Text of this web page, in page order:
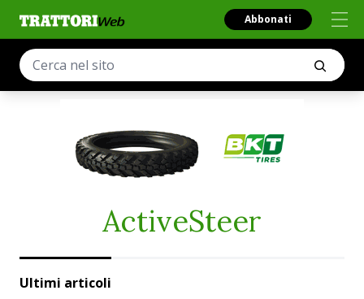
Abbonati
ActiveSteer
Ultimi articoli